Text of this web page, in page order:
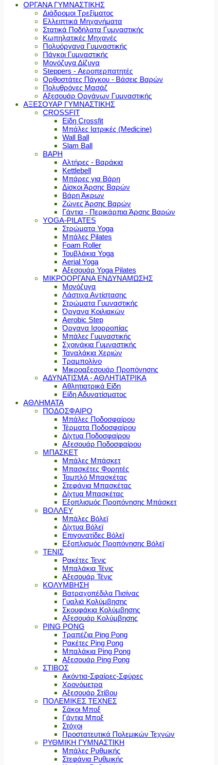
ΟΡΓΑΝΑ ΓΥΜΝΑΣΤΙΚΗΣ
Διάδρομοι Τρεξίματος
Ελλειπτικά Μηχανήματα
Στατικά Ποδήλατα Γυμναστικής
Κωπηλατικές Μηχανές
Πολυόργανα Γυμναστικής
Πάγκοι Γυμναστικής
Μονόζυγα Δίζυγα
Steppers - Αεροπερπατητές
Ορθοστάτες Πάγκου - Βάσεις Βαρών
Πολυθρόνες Μασάζ
Αξεσουάρ Οργάνων Γυμναστικής
ΑΞΕΣΟΥΑΡ ΓΥΜΝΑΣΤΙΚΗΣ
CROSSFIT
Είδη Crossfit
Μπάλες Ιατρικές (Medicine)
Wall Ball
Slam Ball
ΒΑΡΗ
Αλτήρες - Βαράκια
Kettlebell
Μπάρες για Βάρη
Δίσκοι Άρσης Βαρών
Βάρη Άκρων
Ζώνες Άρσης Βαρών
Γάντια - Περικάρπια Άρσης Βαρών
YOGA-PILATES
Στρώματα Yoga
Μπάλες Pilates
Foam Roller
Τουβλάκια Yoga
Aerial Yoga
Αξεσουάρ Yoga Pilates
ΜΙΚΡΟΟΡΓΑΝΑ ΕΝΔΥΝΑΜΩΣΗΣ
Μονόζυγα
Λάστιχα Αντίστασης
Στρώματα Γυμναστικής
Όργανα Κοιλιακών
Aerobic Step
Όργανα Ισορροπίας
Μπάλες Γυμναστικής
Σχοινάκια Γυμναστικής
Ταναλάκια Χεριών
Τραμπολίνο
Μικροαξεσουάρ Προπόνησης
ΑΔΥΝΑΤΙΣΜΑ - ΑΘΛΗΤΙΑΤΡΙΚΑ
Αθλητιατρικά Είδη
Είδη Αδυνατίσματος
ΑΘΛΗΜΑΤΑ
ΠΟΔΟΣΦΑΙΡΟ
Μπάλες Ποδοσφαίρου
Τέρματα Ποδοσφαίρου
Δίχτυα Ποδοσφαίρου
Αξεσουάρ Ποδοσφαίρου
ΜΠΑΣΚΕΤ
Μπάλες Μπάσκετ
Μπασκέτες Φορητές
Ταμπλό Μπασκέτας
Στεφάνια Μπασκέτας
Δίχτυα Μπασκέτας
Εξοπλισμός Προπόνησης Μπάσκετ
ΒΟΛΛΕΥ
Μπάλες Βόλεϊ
Δίχτυα Βόλεϊ
Επιγονατίδες Βόλεϊ
Εξοπλισμός Προπόνησης Βόλεϊ
ΤΕΝΙΣ
Ρακέτες Τενις
Μπαλάκια Τένις
Αξεσουάρ Τένις
ΚΟΛΥΜΒΗΣΗ
Βατραχοπέδιλα Πισίνας
Γυαλιά Κολύμβησης
Σκουφάκια Κολύμβησης
Αξεσουάρ Κολύμβησης
PING PONG
Τραπέζια Ping Pong
Ρακέτες Ping Pong
Μπαλάκια Ping Pong
Αξεσουάρ Ping Pong
ΣΤΙΒΟΣ
Ακόντια-Σφαίρες-Σφύρες
Χρονόμετρα
Αξεσουάρ Στίβου
ΠΟΛΕΜΙΚΕΣ ΤΕΧΝΕΣ
Σάκοι Μποξ
Γάντια Μποξ
Στόχοι
Προστατευτικά Πολεμικών Τεχνών
ΡΥΘΜΙΚΗ ΓΥΜΝΑΣΤΙΚΗ
Μπάλες Ρυθμικής
Στεφάνια Ρυθμικής